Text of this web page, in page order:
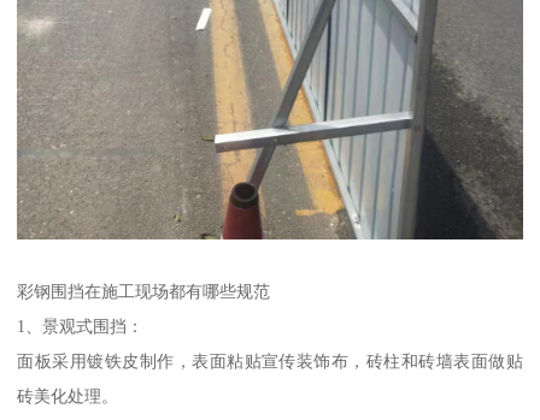
彩钢围挡在施工现场都有哪些规范
1、景观式围挡：
面板采用镀铁皮制作，表面粘贴宣传装饰布，砖柱和砖墙表面做贴
砖美化处理。